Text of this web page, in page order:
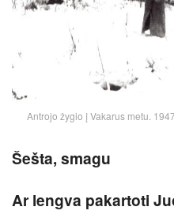
Antrojo žygio į Vakarus metu.
Šešta, smagu
Ar lengva pakartoti